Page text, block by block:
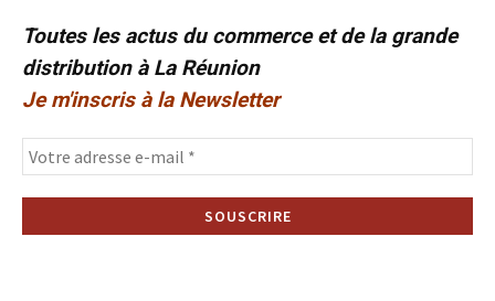
Toutes les actus du commerce et de la grande
distribution à La Réunion
Je m'inscris à la Newsletter